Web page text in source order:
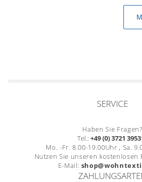
SERVICE
Haben Sie Fragen?
Tel.: +49 (0) 3721
Mo. -Fr. 8.00-19.00Uhr , Sa.
Nutzen Sie unseren kostenlosen
E-Mail: